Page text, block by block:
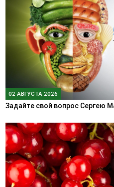
02 АВГУСТА 2026
Задайте свой вопрос Сергею